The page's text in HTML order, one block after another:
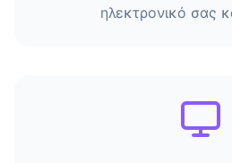
ηλεκτρονικό σας